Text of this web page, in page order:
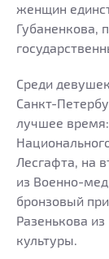
женщин
Губаненкова,
Среди
Санкт-
лучшее
Лесгафта, на
из Военно-
бронзовый
Разенькова
культуры.